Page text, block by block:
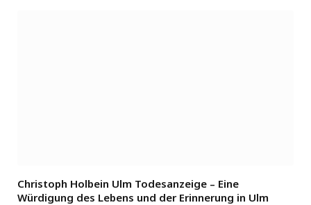
Christoph Holbein Ulm Todesanzeige – Eine
Würdigung des Lebens und der Erinnerung in Ulm